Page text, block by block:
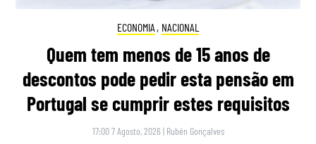
ECONOMIA , NACIONAL
Quem tem menos de 15 anos de
descontos pode pedir esta pensão em
Portugal se cumprir estes requisitos
17:00 7 Agosto, 2026 | Rubén Gonçalves